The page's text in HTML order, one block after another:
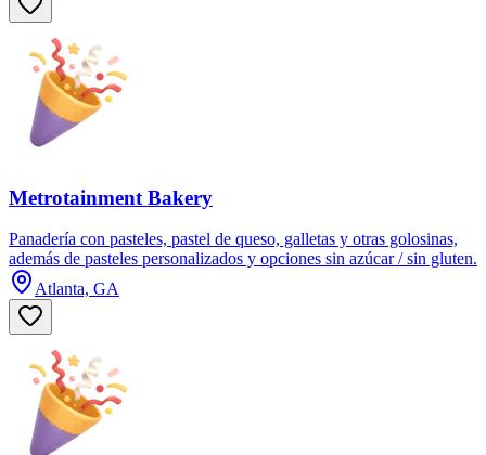
Metrotainment Bakery
Panadería con pasteles, pastel de queso, galletas y otras golosinas,
además de pasteles personalizados y opciones sin azúcar / sin gluten.
Atlanta, GA